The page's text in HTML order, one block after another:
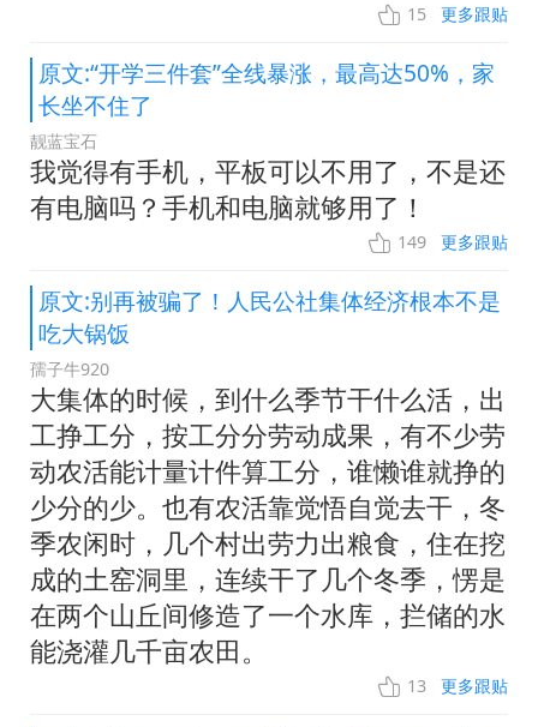
15 更多跟贴
原文:“开学三件套”全线暴涨，最高达50%，家
长坐不住了
靓蓝宝石
我觉得有手机，平板可以不用了，不是还
有电脑吗？手机和电脑就够用了！
149 更多跟贴
原文:别再被骗了！人民公社集体经济根本不是
吃大锅饭
孺子牛920
大集体的时候，到什么季节干什么活，出
工挣工分，按工分分劳动成果，有不少劳
动农活能计量计件算工分，谁懒谁就挣的
少分的少。也有农活靠觉悟自觉去干，冬
季农闲时，几个村出劳力出粮食，住在挖
成的土窑洞里，连续干了几个冬季，愣是
在两个山丘间修造了一个水库，拦储的水
能浇灌几千亩农田。
13 更多跟贴